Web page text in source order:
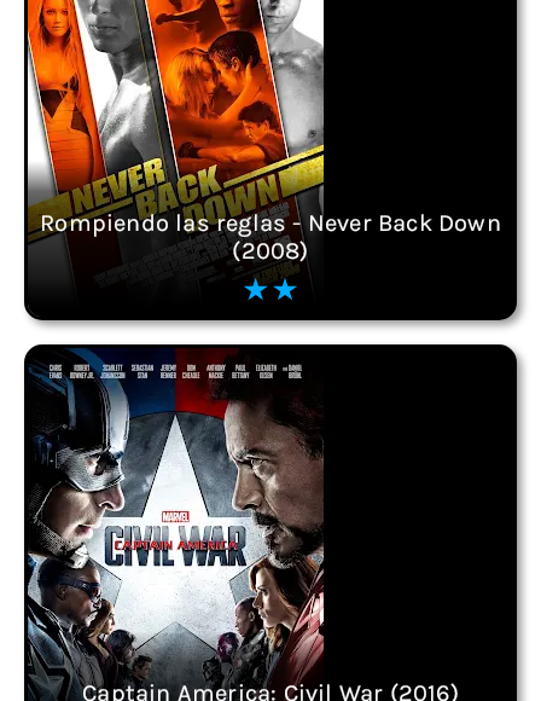
Rompiendo las reglas - Never Back Down
(2008)
Captain America: Civil War (2016)